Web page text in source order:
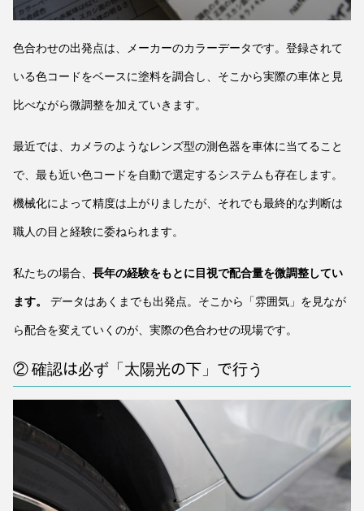
色合わせの出発点は、メーカーのカラーデータです。登録されて
いる色コードをベースに塗料を調合し、そこから実際の車体と見
比べながら微調整を加えていきます。
最近では、カメラのようなレンズ型の測色器を車体に当てること
で、最も近い色コードを自動で選定するシステムも存在します。
機械化によって精度は上がりましたが、それでも最終的な判断は
職人の目と経験に委ねられます。
私たちの場合、 長年の経験をもとに目視で配合量を微調整してい
ます。 データはあくまでも出発点。そこから「雰囲気」を見なが
ら配合を変えていくのが、実際の色合わせの現場です。
② 確認は必ず「太陽光の下」で行う